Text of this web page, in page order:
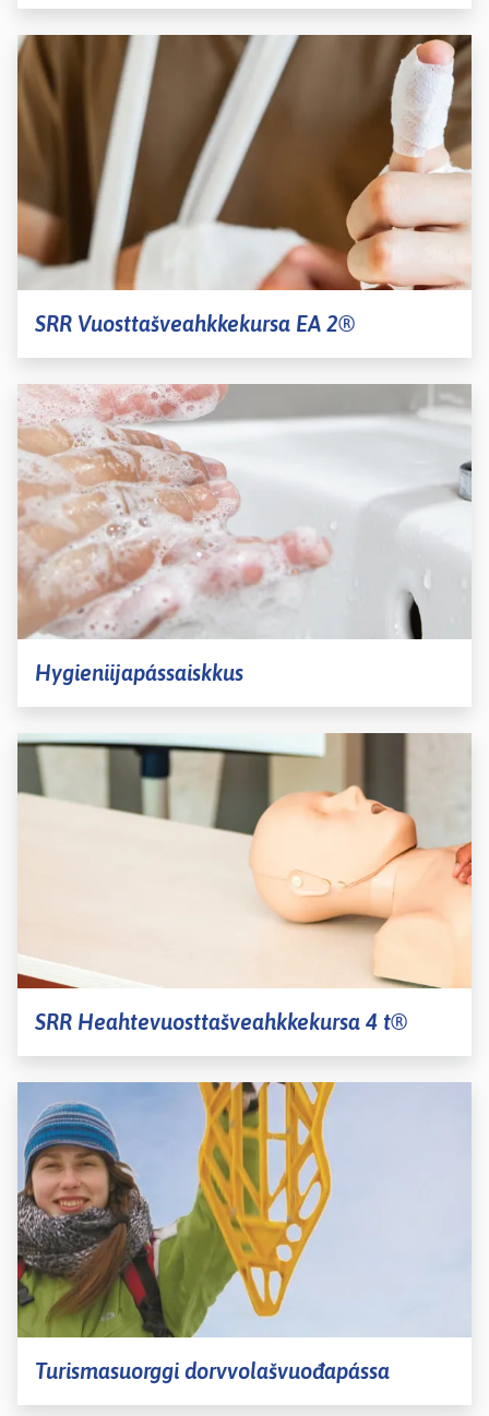
SRR Vuosttašveahkkekursa EA 2®
Hygieniijapássaiskkus
SRR Heahtevuosttašveahkkekursa 4 t®
Turismasuorggi dorvvolašvuođapássa